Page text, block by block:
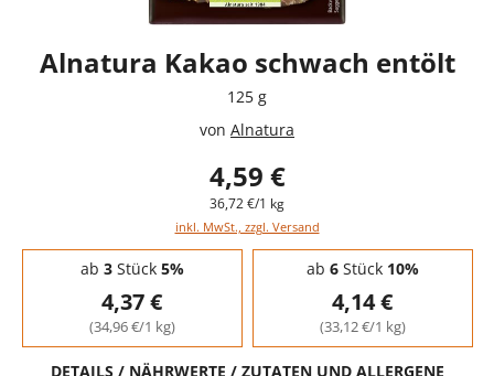
Alnatura Kakao schwach entölt
125 g
von Alnatura
4,59 €
36,72 €/1 kg
inkl. MwSt., zzgl. Versand
Staffelpreise - Mengenrabatt
ab 3Stück 5%
4,37 €
(34,96 €/1 kg)
ab 6Stück 10%
4,14 €
(33,12 €/1 kg)
DETAILS / NÄHRWERTE / ZUTATEN UND ALLERGENE